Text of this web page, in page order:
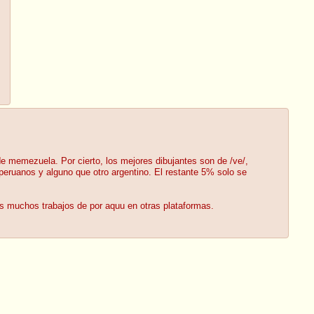
memezuela. Por cierto, los mejores dibujantes son de /ve/,
y alguno que otro argentino. El restante 5% solo se
muchos trabajos de por aquu en otras plataformas.